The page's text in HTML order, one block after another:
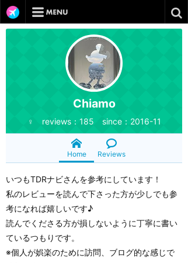
Chiamo
♀ reviews：185 since：2016-11
Home Reviews
いつもTDRナビさんを参考にしています！
私のレビューを読んで下さった方が少しでも参
考になれば嬉しいです♪
読んでくださる方が損しないように丁寧に書い
ているつもりです。
※個人が娯楽のために訪問、ブログ的な感じで